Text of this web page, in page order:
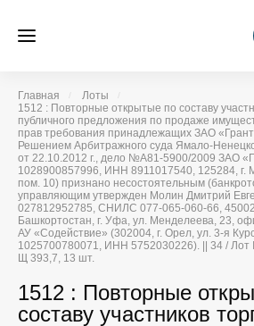
Главная
Лоты
1512 : Повторные открытые по составу
публичного предложения по продаже
прав требования принадлежащих ЗАО
Решением Арбитражного суда Ямало-
от 22.10.2012 г., дело №А81-5900/2009 ЗАО
1028900857996, ИНН 8911017540, 125284, г.
пом. 10) признано несостоятельным
управляющим утвержден Молин Дмитрий
027812952785, СНИЛС 077-065-060-66,
Башкортостан, г. Уфа, ул. Менделеева, 23,
АУ «Содействие» (302004, г. Орел, ул. 3-я
1025700780071, ИНН 5752030226). || 34 /
Щ 393,7, 13 шт.
1512 : Повторные
составу участников